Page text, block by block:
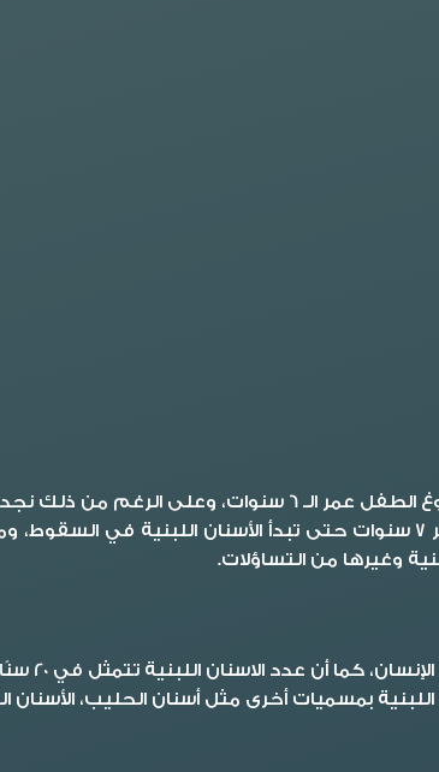
الاسنان اللبنية أو الأسنان الأولية مثلما يطلق عليها تبدأ في
وغيرها من التساؤلات.
الأسنان
بمسميات أخرى مثل أسنان الحليب، الأسنان